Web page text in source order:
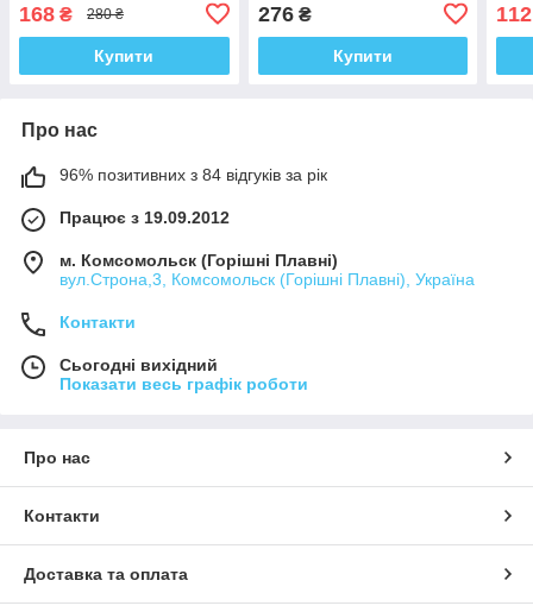
168 ₴ 280 ₴
Купити
276₴
Купити
Про нас
96% позитивних з 84 відгуків за рік
Працює з 19.09.2012
м. Комсомольск (Горішні Плавні)
вул.Строна,3, Комсомольск (Горішні Плавні), Україна
Контакти
Сьогодні вихідний
Показати весь графік роботи
Про нас
Контакти
Доставка та оплата